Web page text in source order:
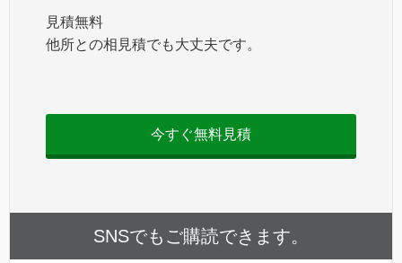
見積無料
他所との相見積でも大丈夫です。
今すぐ無料見積
SNSでもご購読できます。